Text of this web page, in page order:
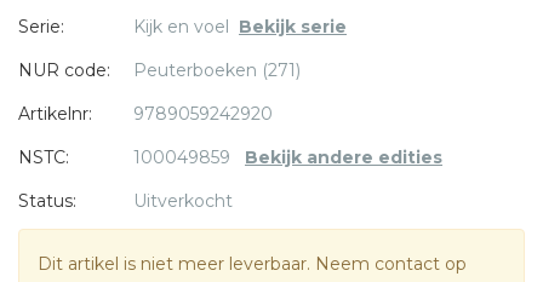
Serie:
Kijk en voel Bekijk serie
NUR code:
Peuterboeken (271)
Artikelnr:
9789059242920
NSTC:
100049859 Bekijk andere edities
Status:
Uitverkocht
Dit artikel is niet meer leverbaar. Neem contact op